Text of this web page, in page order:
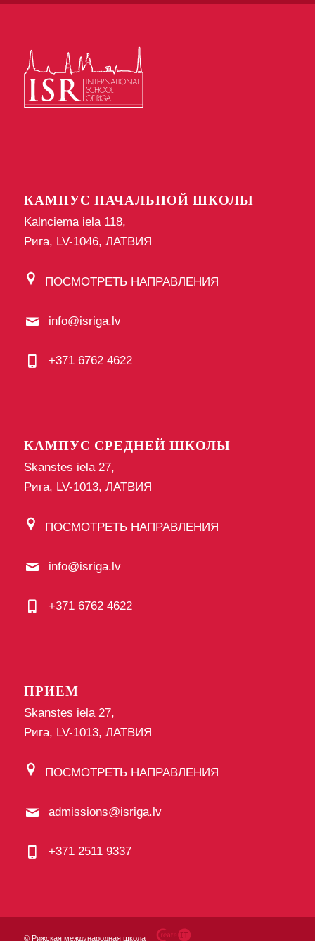
КАМПУС НАЧАЛЬНОЙ ШКОЛЫ
Kalnciema iela 118,
Рига, LV-1046, ЛАТВИЯ
ПОСМОТРЕТЬ НАПРАВЛЕНИЯ
info@isriga.lv
+371 6762 4622
КАМПУС СРЕДНЕЙ ШКОЛЫ
Skanstes iela 27,
Рига, LV-1013, ЛАТВИЯ
ПОСМОТРЕТЬ НАПРАВЛЕНИЯ
info@isriga.lv
+371 6762 4622
ПРИЕМ
Skanstes iela 27,
Рига, LV-1013, ЛАТВИЯ
ПОСМОТРЕТЬ НАПРАВЛЕНИЯ
admissions@isriga.lv
+371 2511 9337
©Рижская международная школа